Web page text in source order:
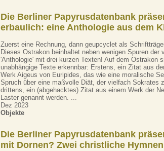
Die Berliner Papyrusdatenbank
erbaulich: eine Anthologie aus dem
Zuerst eine Rechnung, dann geupcyclet als
Dieses Ostrakon beinhaltet neben wenigen Spuren der
'Anthologie' mit drei kurzen Texten! Auf dem Ostrakon
unabhängige Texte erkennbar: Erstens, ein Zitat aus
Werk Aigeus von Euripides, das wie eine moralische
Spruch über eine maßvolle Diät, der vielfach Sokrates
drittens, ein (abgehacktes) Zitat aus einem Werk der
Laster genannt werden. ...
Dez 2023
Objekte
Die Berliner Papyrusdatenbank
mit Dornen? Zwei christliche Hymnen